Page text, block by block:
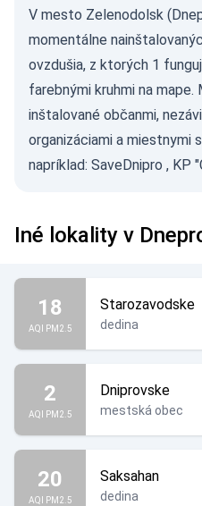
V mesto Zelenodolsk
momentálne
ovzdušia, z ktorých 1
farebnými kruhmi na
inštalované občanmi,
organizáciami a miestnymi
napríklad: SaveDnipro , KP
Iné lokality v
18
AQI PM2.5
Starozavodske
dedina
2
AQI PM2.5
Dniprovske
mestská obec
20
AQI PM2.5
Saksahan
dedina